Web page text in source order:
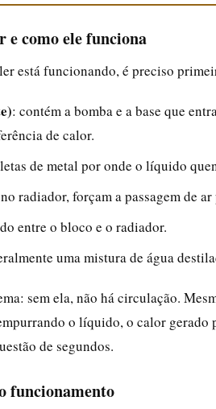
e como ele funciona
está funcionando, é preciso
: contém a bomba e a base que
de calor.
de metal por onde o líquido
radiador, forçam a passagem de
entre o bloco e o radiador.
uma mistura de água
sem ela, não há circulação.
o líquido, o calor
de segundos.
funcionamento